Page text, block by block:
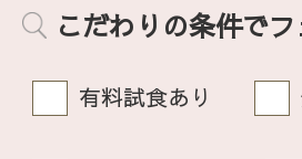
こだわりの条件で
有料試食あり